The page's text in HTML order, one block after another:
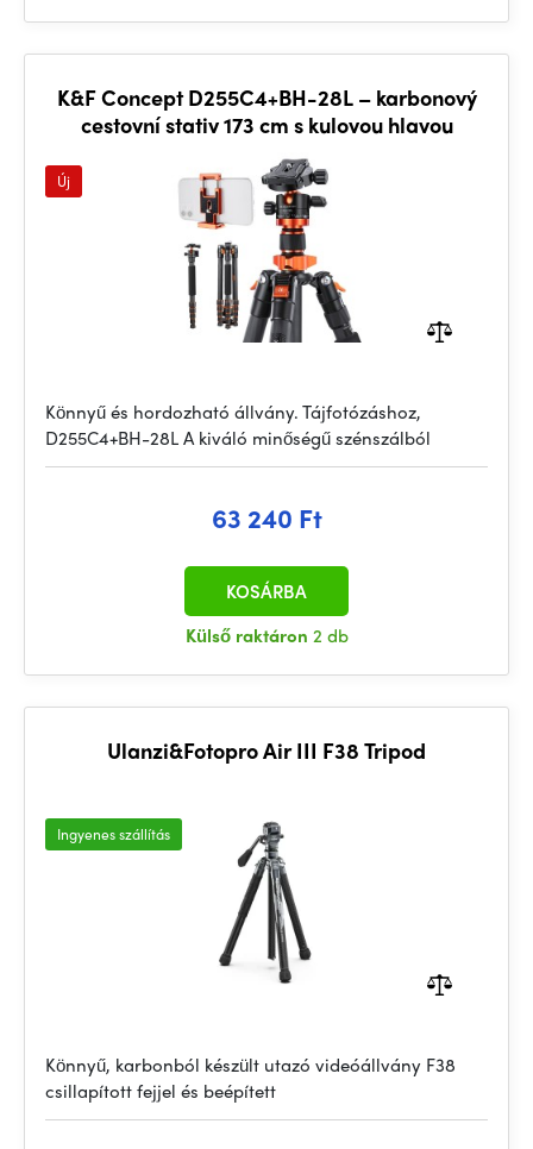
K&F Concept D255C4+BH-28L – karbonový
cestovní stativ 173 cm s kulovou hlavou
Új
Könnyű és hordozható állvány. Tájfotózáshoz,
D255C4+BH-28L A kiváló minőségű szénszálból
63 240 Ft
Külső raktáron 2 db
KOSÁRBA
Ulanzi&Fotopro Air III F38 Tripod
Ingyenes szállítás
Könnyű, karbonból készült utazó videóállvány F38
csillapított fejjel és beépített